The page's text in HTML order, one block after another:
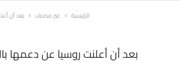
الرئيسية غير مصنف بعد أن
بعد أن أعلنت روسيا عن